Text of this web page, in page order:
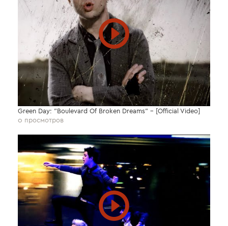
Green Day: "Boulevard Of Broken Dreams" - [Official Video]
0 просмотров